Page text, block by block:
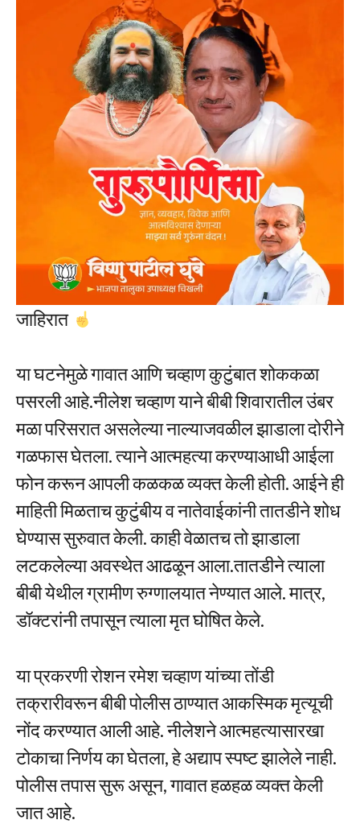
जाहिरात
या घटनेमुळे गावात आणि चव्हाण कुटुंबात शोककळा
पसरली आहे.नीलेश चव्हाण याने बीबी शिवारातील उंबर
मळा परिसरात असलेल्या नाल्याजवळील झाडाला दोरीने
गळफास घेतला. त्याने आत्महत्या करण्याआधी आईला
फोन करून आपली कळकळ व्यक्त केली होती. आईने ही
माहिती मिळताच कुटुंबीय व नातेवाईकांनी तातडीने शोध
घेण्यास सुरुवात केली. काही वेळातच तो झाडाला
लटकलेल्या अवस्थेत आढळून आला.तातडीने त्याला
बीबी येथील ग्रामीण रुग्णालयात नेण्यात आले. मात्र,
डॉक्टरांनी तपासून त्याला मृत घोषित केले.
या प्रकरणी रोशन रमेश चव्हाण यांच्या तोंडी
तक्रारीवरून बीबी पोलीस ठाण्यात आकस्मिक मृत्यूची
नोंद करण्यात आली आहे. नीलेशने आत्महत्यासारखा
टोकाचा निर्णय का घेतला, हे अद्याप स्पष्ट झालेले नाही.
पोलीस तपास सुरू असून, गावात हळहळ व्यक्त केली
जात आहे.